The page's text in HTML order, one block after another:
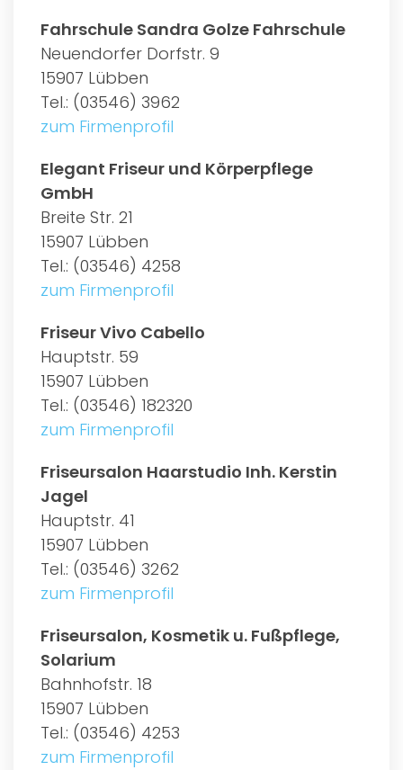
Fahrschule Sandra Golze Fahrschule
Neuendorfer Dorfstr. 9
15907 Lübben
Tel.: (03546) 3962
zum Firmenprofil
Elegant Friseur und Körperpflege
GmbH
Breite Str. 21
15907 Lübben
Tel.: (03546) 4258
zum Firmenprofil
Friseur Vivo Cabello
Hauptstr. 59
15907 Lübben
Tel.: (03546) 182320
zum Firmenprofil
Friseursalon Haarstudio Inh. Kerstin
Jagel
Hauptstr. 41
15907 Lübben
Tel.: (03546) 3262
zum Firmenprofil
Friseursalon, Kosmetik u. Fußpflege,
Solarium
Bahnhofstr. 18
15907 Lübben
Tel.: (03546) 4253
zum Firmenprofil